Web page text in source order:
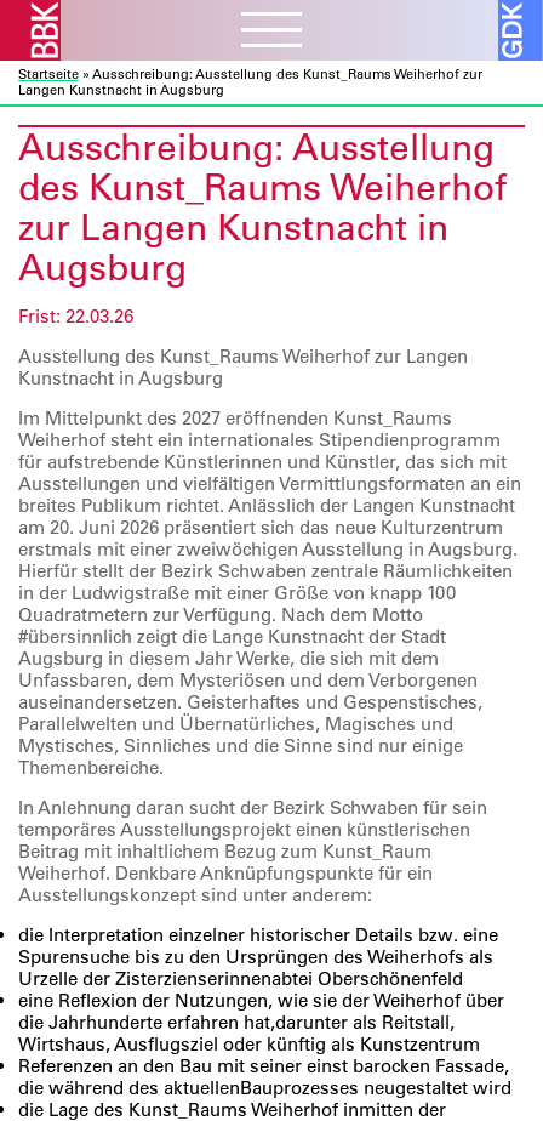
Aktuelles ᐯ
BBK Muc und Obb
BBK Bund und Länder
Ausschreibungen
Atelierbörse
Fortbildung
Ressourcen
Verbandsarbeit ᐯ
Kulturelle Bildung
Kunst und Bauen
Vor- und Nachlässe
Projekte
Mitglieder
Ausstellungen
Datenbanken
Beratung
Internes
Mitglieder A – Z
Fördermitglieder
Über uns
Verbandsorganisation
Sozialfonds
Publikationen
Kontakt
Galerie
Rückschau
Über die Galerie
Startseite » Ausschreibung: Ausstellung des Kunst_Raums Weiherhof zur
Langen Kunstnacht in Augsburg
Ausschreibung: Ausstellung
des Kunst_Raums Weiherhof
zur Langen Kunstnacht in
Augsburg
Frist: 22.03.26
Ausstellung des Kunst_Raums Weiherhof zur Langen
Kunstnacht in Augsburg
Im Mittelpunkt des 2027 eröffnenden Kunst_Raums
Weiherhof steht ein internationales Stipendienprogramm
für aufstrebende Künstlerinnen und Künstler, das sich mit
Ausstellungen und vielfältigen Vermittlungsformaten an ein
breites Publikum richtet. Anlässlich der Langen Kunstnacht
am 20. Juni 2026 präsentiert sich das neue Kulturzentrum
erstmals mit einer zweiwöchigen Ausstellung in Augsburg.
Hierfür stellt der Bezirk Schwaben zentrale Räumlichkeiten
in der Ludwigstraße mit einer Größe von knapp 100
Quadratmetern zur Verfügung. Nach dem Motto
#übersinnlich zeigt die Lange Kunstnacht der Stadt
Augsburg in diesem Jahr Werke, die sich mit dem
Unfassbaren, dem Mysteriösen und dem Verborgenen
auseinandersetzen. Geisterhaftes und Gespenstisches,
Parallelwelten und Übernatürliches, Magisches und
Mystisches, Sinnliches und die Sinne sind nur einige
Themenbereiche.
In Anlehnung daran sucht der Bezirk Schwaben für sein
temporäres Ausstellungsprojekt einen künstlerischen
Beitrag mit inhaltlichem Bezug zum Kunst_Raum
Weiherhof. Denkbare Anknüpfungspunkte für ein
Ausstellungskonzept sind unter anderem:
die Interpretation einzelner historischer Details bzw. eine
Spurensuche bis zu den Ursprüngen des Weiherhofs als
Urzelle der Zisterzienserinnenabtei Oberschönenfeld
eine Reflexion der Nutzungen, wie sie der Weiherhof über
die Jahrhunderte erfahren hat,darunter als Reitstall,
Wirtshaus, Ausflugsziel oder künftig als Kunstzentrum
Referenzen an den Bau mit seiner einst barocken Fassade,
die während des aktuellenBauprozesses neugestaltet wird
die Lage des Kunst_Raums Weiherhof inmitten der